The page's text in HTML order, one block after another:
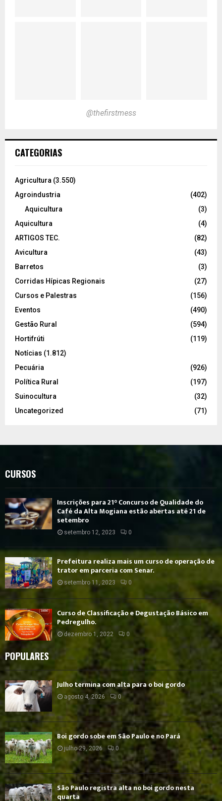
@thefirstmess
CATEGORIAS
Agricultura (3.550)
Agroindustria
(402)
Aquicultura
(3)
Aquicultura
(4)
ARTIGOS TEC.
(82)
Avicultura
(43)
Barretos
(3)
Corridas Hípicas Regionais
(27)
Cursos e Palestras
(156)
Eventos
(490)
Gestão Rural
(594)
Hortifrúti
(119)
Notícias (1.812)
Pecuária
(926)
Política Rural
(197)
Suinocultura
(32)
Uncategorized
(71)
CURSOS
Inscrições para 21° Concurso de Qualidade do
Café da Alta Mogiana estão abertas até 21 de
setembro
setembro 12, 2023 0
Prefeitura realiza mais um curso de operação de
trator em parceria com Senar.
setembro 11, 2023 0
Curso de Classificação e Degustação Básico em
Pedregulho.
dezembro 1, 2022 0
POPULARES
Julho termina com alta para o boi gordo
agosto 4, 2026 0
Boi gordo sobe em São Paulo e no Pará
julho 29, 2026 0
São Paulo registra alta no boi gordo nesta
quarta